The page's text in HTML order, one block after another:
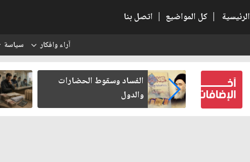
الرئيسية | كل المواضيع | اتصل بنا
آراء وافكار سياسة
كتب لنفسه
الفساد وسقوط الحضارات
والدول